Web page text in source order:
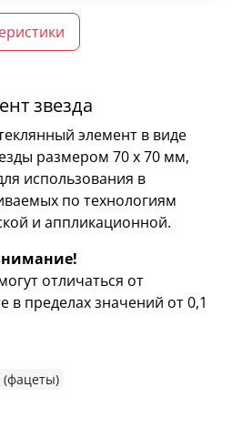
звезда
элемент в виде
размером 70 х 70 мм,
использования в
по технологиям
и аппликационной.
отличаться от
в пределах значений от 0,1
(фацеты)